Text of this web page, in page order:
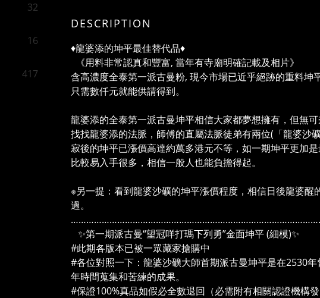
32
16
417
DESCRIPTION
♦️龍婆添的坤平最佳替代品♦️
《用料非常認真和豐富, 當年有寺廟明確記載及相片》
含高濃度全泰第一派古曼粉, 現今市場已近乎絕跡的重料
只需數仟元就能供請得到。
龍婆添的全泰第一派古曼坤平相信大家都夢想擁有，但無
找找龍婆添的法脈，師傅的直屬法脈徒弟有兩位(「龍婆沙
寂後的坤平已漲價高達約萬多港元不等，如一期坤平更加
比較易入手很多，相信一般人也能負擔得起。
※另一提：看到龍婆沙礦的坤平漲價程度，相信日後龍婆
過。
✨第一期派古曼“望冠咩打瑪下列勇”金面坤平 (細模)✨
#此期各版本已被一眾藏家搶購中
#各位對照一下：龍婆沙礦大師首期派古曼坤平是在2530
年時間蒐集和苦練的成果。
#保證100%真品如假必全數退回（必需附有相關認證機構發